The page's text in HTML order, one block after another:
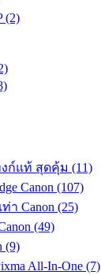
(2)
งก์แท้ สุดคุ้ม (11)
Canon (107)
า Canon (25)
(49)
(9)
All-In-One (7)